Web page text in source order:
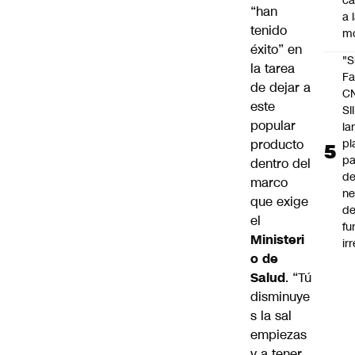
“han
tenido
éxito” en
la tarea
de dejar a
este
popular
producto
dentro del
marco
que exige
el
Ministeri
o de
Salud. “Tú
disminuye
s la sal
empiezas
a
SII
de